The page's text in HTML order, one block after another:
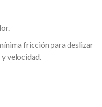
fricción para deslizar
velocidad.